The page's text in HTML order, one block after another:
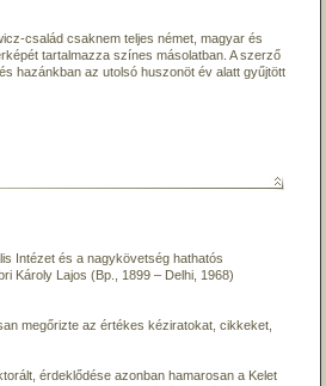
család csaknem teljes német, magyar és
tartalmazza színes másolatban. A szerző
hazánkban az utolsó huszonöt év alatt gyűjtött
Intézet és a nagykövetség hathatós
Károly Lajos (Bp., 1899 – Delhi, 1968)
megőrizte az értékes kéziratokat, cikkeket,
érdeklődése azonban hamarosan a Kelet